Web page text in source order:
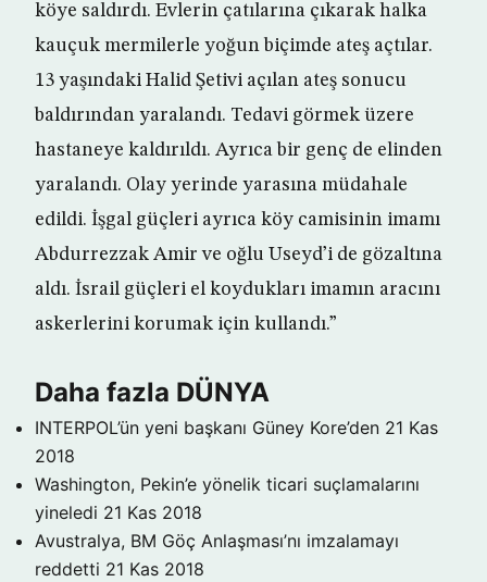
köye saldırdı. Evlerin çatılarına çıkarak halka
kauçuk mermilerle yoğun biçimde ateş açtılar.
13 yaşındaki Halid Şetivi açılan ateş sonucu
baldırından yaralandı. Tedavi görmek üzere
hastaneye kaldırıldı. Ayrıca bir genç de elinden
yaralandı. Olay yerinde yarasına müdahale
edildi. İşgal güçleri ayrıca köy camisinin imamı
Abdurrezzak Amir ve oğlu Useyd’i de gözaltına
aldı. İsrail güçleri el koydukları imamın aracını
askerlerini korumak için kullandı.”
Daha fazla DÜNYA
INTERPOL’ün yeni başkanı Güney Kore’den 21 Kas
2018
Washington, Pekin’e yönelik ticari suçlamalarını
yineledi 21 Kas 2018
Avustralya, BM Göç Anlaşması’nı imzalamayı
reddetti 21 Kas 2018